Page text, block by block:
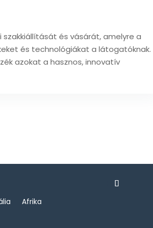
és vásárát, amelyre a
és technológiákat a látogatóknak.
azokat a hasznos, innovatív
Afrika